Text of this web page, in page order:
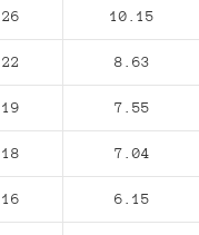
26 10.15
22 8.63
19 7.55
18 7.04
16 6.15